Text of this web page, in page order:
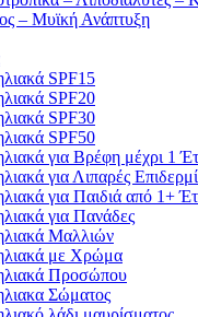
– Μυϊκή Ανάπτυξη
SPF15
SPF20
SPF30
SPF50
για Βρέφη μέχρι 1
για Λιπαρές
για Παιδιά από 1+
για Πανάδες
Μαλλιών
με Χρώμα
Προσώπου
Σώματος